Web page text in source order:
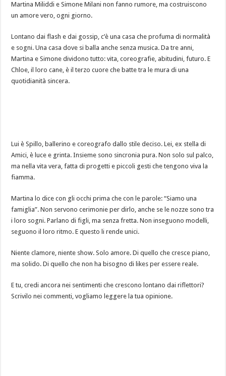
Martina Miliddi e Simone Milani non fanno rumore, ma costruiscono
un amore vero, ogni giorno.
Lontano dai flash e dai gossip, c’è una casa che profuma di normalità
e sogni. Una casa dove si balla anche senza musica. Da tre anni,
Martina e Simone dividono tutto: vita, coreografie, abitudini, futuro. E
Chloe, il loro cane, è il terzo cuore che batte tra le mura di una
quotidianità sincera.
Lui è Spillo, ballerino e coreografo dallo stile deciso. Lei, ex stella di
Amici, è luce e grinta. Insieme sono sincronia pura. Non solo sul palco,
ma nella vita vera, fatta di progetti e piccoli gesti che tengono viva la
fiamma.
Martina lo dice con gli occhi prima che con le parole: “Siamo una
famiglia”. Non servono cerimonie per dirlo, anche se le nozze sono tra
i loro sogni. Parlano di figli, ma senza fretta. Non inseguono modelli,
seguono il loro ritmo. E questo li rende unici.
Niente clamore, niente show. Solo amore. Di quello che cresce piano,
ma solido. Di quello che non ha bisogno di likes per essere reale.
E tu, credi ancora nei sentimenti che crescono lontano dai riflettori?
Scrivilo nei commenti, vogliamo leggere la tua opinione.